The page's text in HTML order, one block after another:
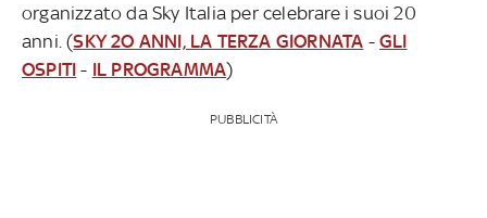
organizzato da Sky Italia per celebrare i suoi 20
anni. (SKY 2O ANNI, LA TERZA GIORNATA -GLI
OSPITI - IL PROGRAMMA)
PUBBLICITÀ